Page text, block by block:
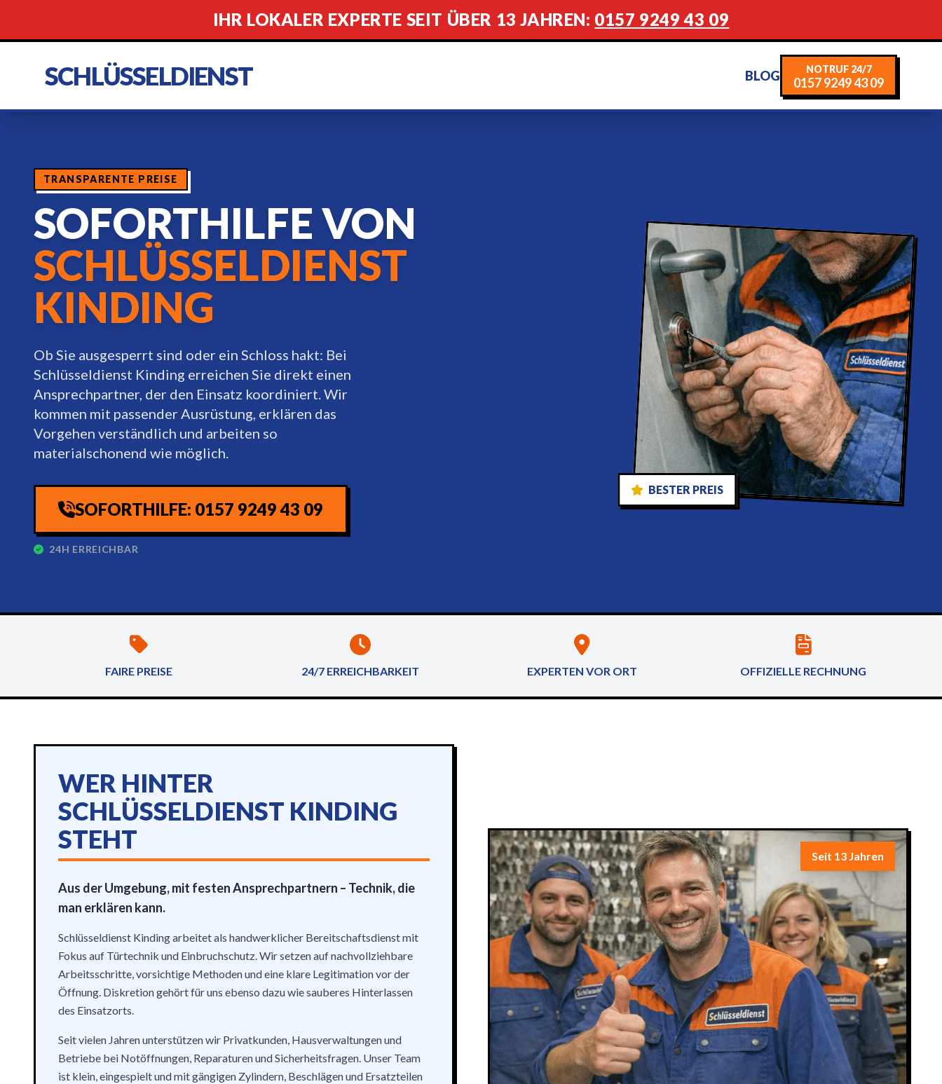
IHR LOKALER EXPERTE SEIT ÜBER 13 JAHREN: 0157 9249 43 09
SCHLÜSSELDIENST BLOG NOTRUF 24/7
0157 9249 43 09
TRANSPARENTE PREISE
SOFORTHILFE VON
SCHLÜSSELDIENST
KINDING
Ob Sie ausgesperrt sind oder ein Schloss hakt: Bei
Schlüsseldienst Kinding erreichen Sie direkt einen
Ansprechpartner, der den Einsatz koordiniert. Wir
kommen mit passender Ausrüstung, erklären das
Vorgehen verständlich und arbeiten so
materialschonend wie möglich.
SOFORTHILFE: 0157 9249 43 09
24H ERREICHBAR
BESTER PREIS
FAIRE PREISE 24/7 ERREICHBARKEIT EXPERTEN VOR ORT OFFIZIELLE RECHNUNG
WER HINTER
SCHLÜSSELDIENST KINDING
STEHT
Aus der Umgebung, mit festen Ansprechpartnern – Technik, die
man erklären kann.
Schlüsseldienst Kinding arbeitet als handwerklicher Bereitschaftsdienst mit
Fokus auf Türtechnik und Einbruchschutz. Wir setzen auf nachvollziehbare
Arbeitsschritte, vorsichtige Methoden und eine klare Legitimation vor der
Öffnung. Diskretion gehört für uns ebenso dazu wie sauberes Hinterlassen
des Einsatzorts.
Seit vielen Jahren unterstützen wir Privatkunden, Hausverwaltungen und
Betriebe bei Notöffnungen, Reparaturen und Sicherheitsfragen. Unser Team
ist klein, eingespielt und mit gängigen Zylindern, Beschlägen und Ersatzteilen
Seit 13 Jahren